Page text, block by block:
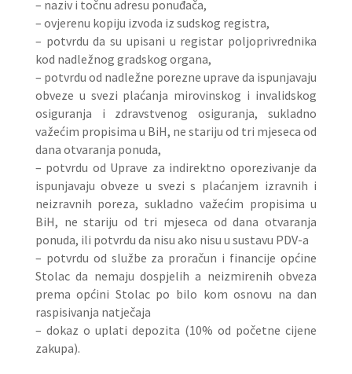
– naziv i točnu adresu ponuđača,
– ovjerenu kopiju izvoda iz sudskog registra,
– potvrdu da su upisani u registar poljoprivrednika
kod nadležnog gradskog organa,
– potvrdu od nadležne porezne uprave da ispunjavaju
obveze u svezi plaćanja mirovinskog i invalidskog
osiguranja i zdravstvenog osiguranja, sukladno
važećim propisima u BiH, ne stariju od tri mjeseca od
dana otvaranja ponuda,
– potvrdu od Uprave za indirektno oporezivanje da
ispunjavaju obveze u svezi s plaćanjem izravnih i
neizravnih poreza, sukladno važećim propisima u
BiH, ne stariju od tri mjeseca od dana otvaranja
ponuda, ili potvrdu da nisu ako nisu u sustavu PDV-a
– potvrdu od službe za proračun i financije općine
Stolac da nemaju dospjelih a neizmirenih obveza
prema općini Stolac po bilo kom osnovu na dan
raspisivanja natječaja
– dokaz o uplati depozita (10% od početne cijene
zakupa).